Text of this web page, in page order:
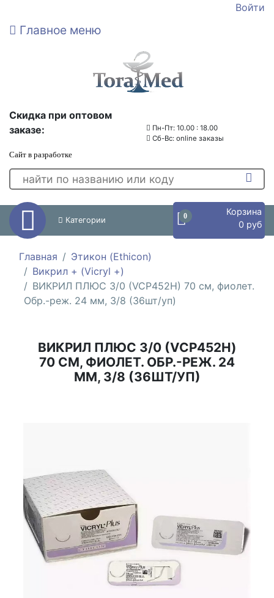
Войти
Главное меню
Скидка при оптовом
заказе:
Сайт в разработке
Пн-Пт: 10.00 : 18.00
Сб-Вс: online заказы
Категории 0
Корзина
0 руб
Главная
Этикон (Ethicon)
Викрил + (Vicryl +)
ВИКРИЛ ПЛЮС 3/0 (VCP452H) 70 см, фиолет.
Обр.-реж. 24 мм, 3/8 (36шт/уп)
ВИКРИЛ ПЛЮС 3/0 (VCP452H)
70 СМ, ФИОЛЕТ. ОБР.-РЕЖ. 24
ММ, 3/8 (36ШТ/УП)